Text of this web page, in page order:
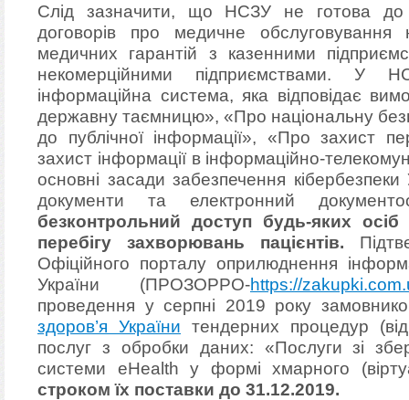
Слід зазначити, що НСЗУ не готова до
договорів про медичне
медичних гарантій з казенними
некомерційними підприємствами. У
інформаційна система, яка відповідає
державну таємницю», «Про національну
до публічної інформації», «Про захист
захист інформації в інформаційно-
основні засади забезпечення
документи та електронний
безконтрольний доступ будь-яких
перебігу захворювань пацієнтів.
Офіційного порталу оприлюднення
України (ПРОЗОРРО-https://
проведення у серпні 2019 року
здоров’я України тендерних процедур
послуг з обробки даних: «Послуги зі
системи eHealth у формі хмарного
строком їх поставки до 31.12.2019.